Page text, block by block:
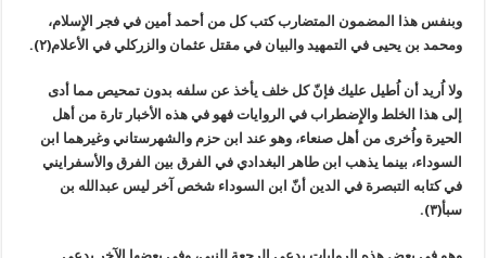
وبنفس هذا المضمون المتضارب كتب كل من أحمد أمين في فجر الإِسلام،
ومحمد بن يحيى في التمهيد والبيان في مقتل عثمان والزركلي في الأعلام(٢).
ولا اُريد أن اُطيل عليك فإنّ كل خلف يأخذ عن سلفه بدون تمحيص مما أدى
إلى هذا الخلط والإِضطراب في الروايات فهو في هذه الأخبار تارة من أهل
الحيرة واُخرى من أهل صنعاء، وهو عند ابن حزم والشهرستاني وغيرهما ابن
السوداء، بينما يذهب ابن طاهر البغدادي في الفرق بين الفرق والأسفرايني
في كتابه التبصرة في الدين أنّ ابن السوداء شخص آخر ليس عبدالله بن
سبأ(٣).